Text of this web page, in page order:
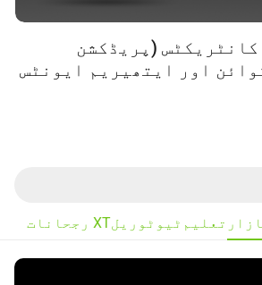
(پریڈکشن
اور ایتھیریم ایونٹس
تعلیم ٹیوٹوریلXT رجحانات